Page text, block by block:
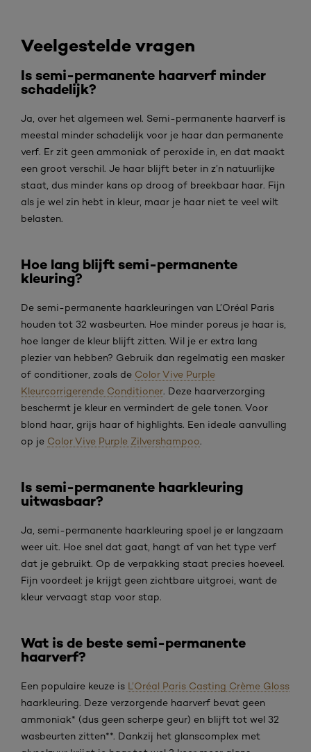
Veelgestelde vragen
Is semi-permanente haarverf minder
schadelijk?
Ja, over het algemeen wel. Semi-permanente haarverf is
meestal minder schadelijk voor je haar dan permanente
verf. Er zit geen ammoniak of peroxide in, en dat maakt
een groot verschil. Je haar blijft beter in z’n natuurlijke
staat, dus minder kans op droog of breekbaar haar. Fijn
als je wel zin hebt in kleur, maar je haar niet te veel wilt
belasten.
Hoe lang blijft semi-permanente
kleuring?
De semi-permanente haarkleuringen van L’Oréal Paris
houden tot 32 wasbeurten. Hoe minder poreus je haar is,
hoe langer de kleur blijft zitten. Wil je er extra lang
plezier van hebben? Gebruik dan regelmatig een masker
of conditioner, zoals de Color Vive Purple
Kleurcorrigerende Conditioner. Deze haarverzorging
beschermt je kleur en vermindert de gele tonen. Voor
blond haar, grijs haar of highlights. Een ideale aanvulling
op je Color Vive Purple Zilvershampoo.
Is semi-permanente haarkleuring
uitwasbaar?
Ja, semi-permanente haarkleuring spoel je er langzaam
weer uit. Hoe snel dat gaat, hangt af van het type verf
dat je gebruikt. Op de verpakking staat precies hoeveel.
Fijn voordeel: je krijgt geen zichtbare uitgroei, want de
kleur vervaagt stap voor stap.
Wat is de beste semi-permanente
haarverf?
Een populaire keuze is L’Oréal Paris Casting Crème Gloss
haarkleuring. Deze verzorgende haarverf bevat geen
ammoniak* (dus geen scherpe geur) en blijft tot wel 32
wasbeurten zitten**. Dankzij het glanscomplex met